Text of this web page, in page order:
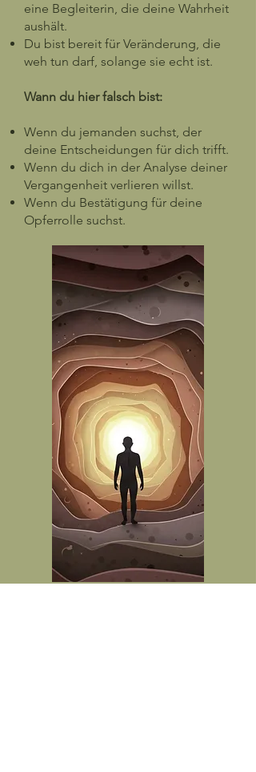
eine Begleiterin, die deine Wahrheit
aushält.
Du bist bereit für Veränderung, die
weh tun darf, solange sie echt ist.
Wann du hier falsch bist:
Wenn du jemanden suchst, der
deine Entscheidungen für dich trifft.
Wenn du dich in der Analyse deiner
Vergangenheit verlieren willst.
Wenn du Bestätigung für deine
Opferrolle suchst.